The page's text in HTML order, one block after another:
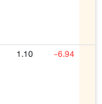
1.10 -6.94